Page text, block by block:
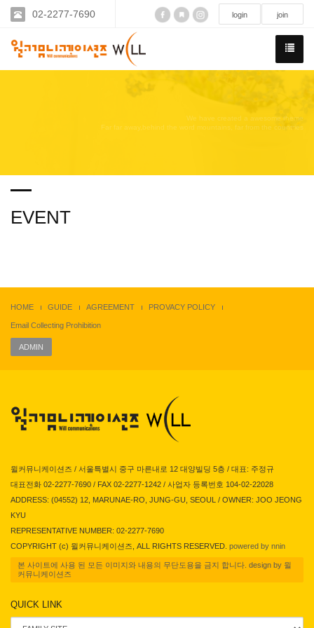
02-2277-7690 login join
We have created a awesome theme
Far far away,behind the word mountains, far from the countries
EVENT
HOME GUIDE AGREEMENT PROVACY POLICY
Email Collecting Prohibition
ADMIN
윌커뮤니케이션즈 / 서울특별시 중구 마른내로 12 대양빌딩 5층 / 대표: 주정규
대표전화 02-2277-7690 / FAX 02-2277-1242 / 사업자 등록번호 104-02-22028
ADDRESS: (04552) 12, MARUNAE-RO, JUNG-GU, SEOUL / OWNER: JOO JEONG
KYU
REPRESENTATIVE NUMBER: 02-2277-7690
COPYRIGHT (c) 윌커뮤니케이션즈, ALL RIGHTS RESERVED. powered by nnin
본 사이트에 사용 된 모든 이미지와 내용의 무단도용을 금지 합니다. design by 윌
커뮤니케이션즈
QUICK LINK